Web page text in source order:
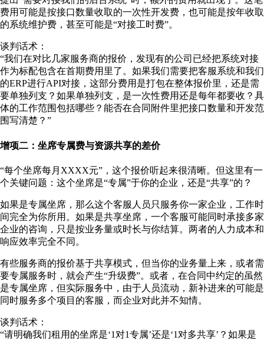
费用可能是按接口数量收取的一次性开发费，也可能是按年收取
的系统维护费，甚至可能是“对接工时费”。
谈判话术：
“我们在对比几家服务商的报价，发现有的公司已经把系统对接
作为标配包含在首期费用里了。如果我们需要把客服系统和我们
的ERP进行API对接，这部分费用是打包在整体报价里，还是需
要单独列支？如果单独列支，是一次性费用还是每年都要收？具
体的工作范围包括哪些？能否在合同附件里把接口数量和开发范
围写清楚？”
增项二：坐席专属费与资源共享的差价
“每个坐席每月XXXX元”，这个报价听起来很清晰。但这里有一
个关键问题：这个坐席是“专属”于你的企业，还是“共享”的？
如果是专属坐席，那么这个客服人员只服务你一家企业，工作时
间完全为你所用。如果是共享坐席，一个客服可能同时承接多家
企业的咨询，只是按业务量或时长与你结算。两者的人力成本和
响应效率完全不同。
有些服务商的报价基于共享模式，但当你的业务量上来，或者需
要专属服务时，就会产生“升级费”。或者，在合同中约定的虽然
是专属坐席，但实际服务中，由于人员流动，新补进来的可能是
同时服务多个项目的客服，而企业对此并不知情。
谈判话术：
“请明确我们租用的坐席是‘1对1专属’还是‘1对多共享’？如果是